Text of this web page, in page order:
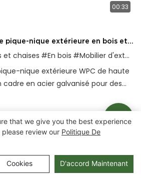
00:33
pique-nique extérieure en bois et
et parcs
et chaises #En bois #Mobilier d'extérieur
nique extérieure WPC de haute
en acier galvanisé pour des
imperméables et résistants à la
Chongqing Arlau Civic Equipment
Co., Ltd. | Plan du site
that we give you the best experience
review our Politique De
Cookies D'accord Maintenant